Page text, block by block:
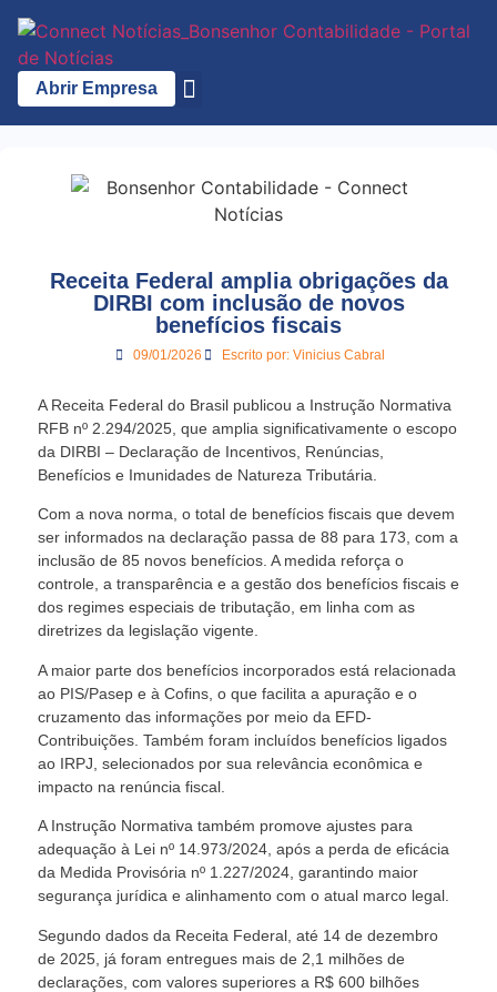
Abrir Empresa
Receita Federal amplia obrigações da
DIRBI com inclusão de novos
benefícios fiscais
09/01/2026 Escrito por:Vinicius Cabral
A Receita Federal do Brasil publicou a Instrução Normativa
RFB nº 2.294/2025 , que amplia significativamente o escopo
da DIRBI – Declaração de Incentivos, Renúncias,
Benefícios e Imunidades de Natureza Tributária.
Com a nova norma, o total de benefícios fiscais que devem
ser informados na declaração passa de 88 para 173, com a
inclusão de 85 novos benefícios. A medida reforça o
controle, a transparência e a gestão dos benefícios fiscais e
dos regimes especiais de tributação, em linha com as
diretrizes da legislação vigente.
A maior parte dos benefícios incorporados está relacionada
ao PIS/Pasep e à Cofins, o que facilita a apuração e o
cruzamento das informações por meio da EFD-
Contribuições. Também foram incluídos benefícios ligados
ao IRPJ, selecionados por sua relevância econômica e
impacto na renúncia fiscal.
A Instrução Normativa também promove ajustes para
adequação à Lei nº 14.973/2024 , após a perda de eficácia
da Medida Provisória nº 1.227/2024, garantindo maior
segurança jurídica e alinhamento com o atual marco legal.
Segundo dados da Receita Federal, até 14 de dezembro
de 2025, já foram entregues mais de 2,1 milhões de
declarações, com valores superiores a R$ 600 bilhões